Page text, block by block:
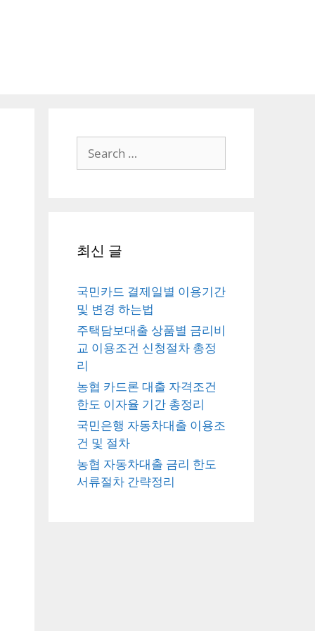
for:
최신 글
국민카드 결제일별 이용기간
및 변경 하는법
주택담보대출 상품별 금리비
교 이용조건 신청절차 총정
리
농협 카드론 대출 자격조건
한도 이자율 기간 총정리
국민은행 자동차대출 이용조
건 및 절차
농협 자동차대출 금리 한도
서류절차 간략정리